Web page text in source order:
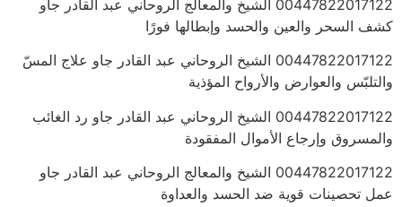
00447822017122 الشيخ والمعالج الروحاني عبد القادر جاو
كشف السحر والعين والحسد وإبطالها فورًا
00447822017122 الشيخ الروحاني عبد القادر جاو علاج المسّ
والتلبّس والعوارض والأرواح المؤذية
00447822017122 الشيخ الروحاني عبد القادر جاو رد الغائب
والمسروق وإرجاع الأموال المفقودة
00447822017122 الشيخ والمعالج الروحاني عبد القادر جاو
عمل تحصينات قوية ضد الحسد والعداوة